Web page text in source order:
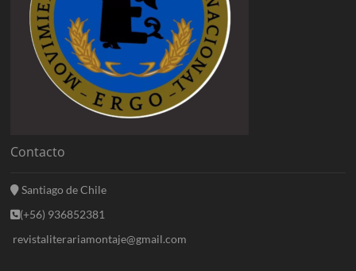
Contacto
Santiago de Chile
(+56) 936852381
revistaliterariamontaje@gmail.com